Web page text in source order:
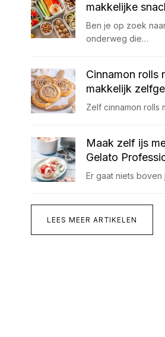
makkelijke
Ben je op zoek
onderweg die…
Cinnamon rolls
makkelijk
Zelf cinnamon rolls
Maak zelf ijs
Gelato
Er gaat niets
LEES MEER ARTIKELEN